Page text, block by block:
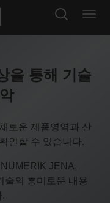
을 통해 기술
로운 제품영역과 산
인할 수 있습니다.
JENA,
술의 흥미로운 내용
.